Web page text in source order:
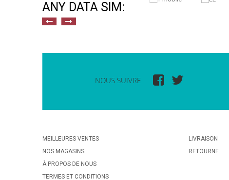
ANY DATA SIM:
NOUS SUIVRE
MEILLEURES VENTES
NOS MAGASINS
À PROPOS DE NOUS
TERMES ET CONDITIONS
LIVRAISON
RETOURNE